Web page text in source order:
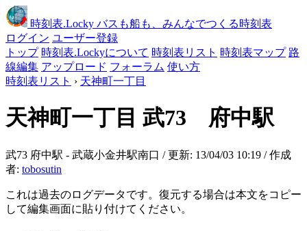
時刻表.Locky バスも船も、みんなでつくる時刻表
ログイン ユーザー登録
トップ 時刻表.Lockyについて 時刻表リスト 時刻表マップ 路
線編集 アップロード フォーラム 使い方
時刻表リスト › 天神町一丁目
天神町一丁目 武73 府中駅
武73 府中駅 - 武蔵小金井駅南口 / 更新: 13/04/03 10:19 / 作成
者: tobosutin
これは過去のログデータです。復元する場合は本文をコピー
して編集画面に貼り付けてください。